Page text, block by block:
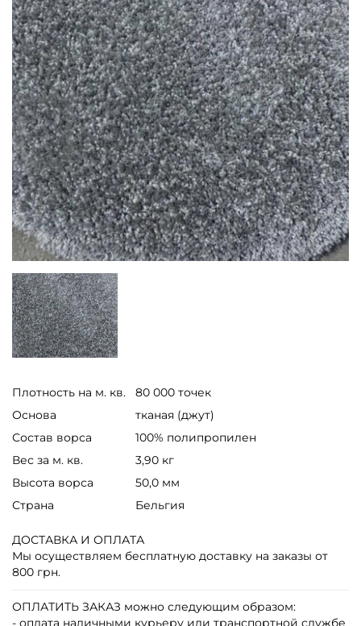
Плотность на м. кв.
80 000 точек
Основа
тканая (джут)
Состав ворса
100% полипропилен
Вес за м. кв.
3,90 кг
Высота ворса
50,0 мм
Страна
Бельгия
ДОСТАВКА И ОПЛАТА
Мы осуществляем бесплатную доставку на заказы от
800 грн.
ОПЛАТИТЬ ЗАКАЗ можно следующим образом:
- оплата наличными курьеру или транспортной службе